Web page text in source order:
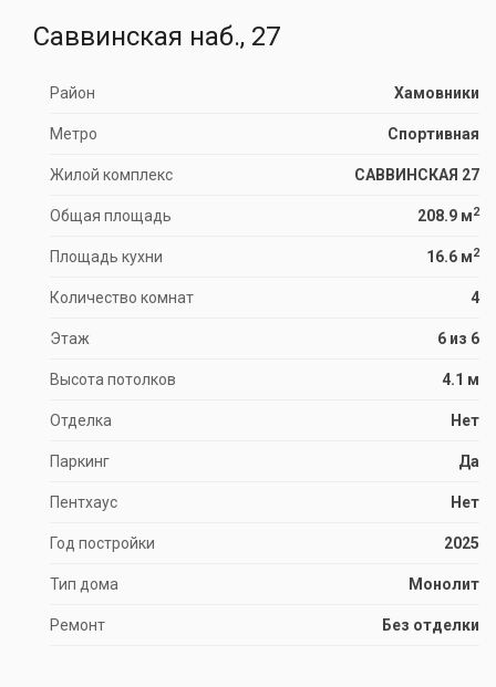
Саввинская наб., 27
Район Хамовники
Метро Спортивная
Жилой комплекс САВВИНСКАЯ 27
Общая площадь 208.9 м2
Площадь кухни 16.6 м2
Количество комнат 4
Этаж 6 из 6
Высота потолков 4.1 м
Отделка Нет
Паркинг Да
Пентхаус Нет
Год постройки 2025
Тип дома Монолит
Ремонт Без отделки